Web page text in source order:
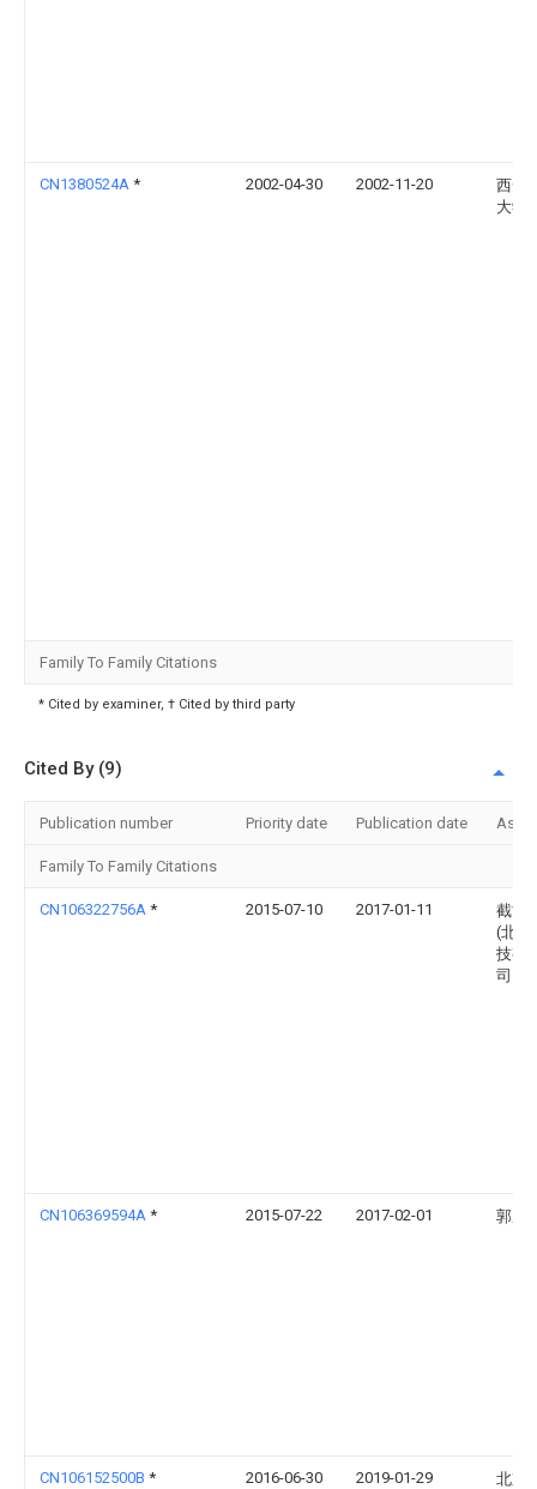
CN1380524A * 2002-04-30 2002-11-20
西安
大学
Family To Family Citations
* Cited by examiner, † Cited by third party
Cited By (9)
Publication number Priority date Publication date
Family To Family Citations
CN106322756A * 2015-07-10 2017-01-11
截能
(北京
技有
司
CN106369594A * 2015-07-22 2017-02-01 郭成
CN106152500B * 2016-06-30 2019-01-29 北京